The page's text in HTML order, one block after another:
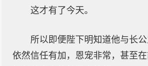
这才有了今天。
所以即便陛下明知道他与长
依然信任有加，恩宠非常，甚至